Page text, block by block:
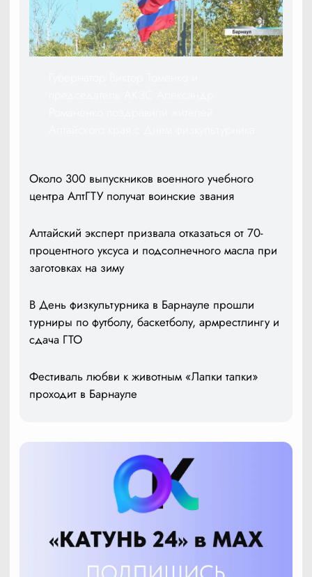
Около 300 выпускников военного учебного
центра АлтГТУ получат воинские звания
Алтайский эксперт призвала отказаться от 70-
процентного уксуса и подсолнечного масла при
заготовках на зиму
В День физкультурника в Барнауле прошли
турниры по футболу, баскетболу, армрестлингу и
сдача ГТО
Фестиваль любви к животным «Лапки тапки»
проходит в Барнауле